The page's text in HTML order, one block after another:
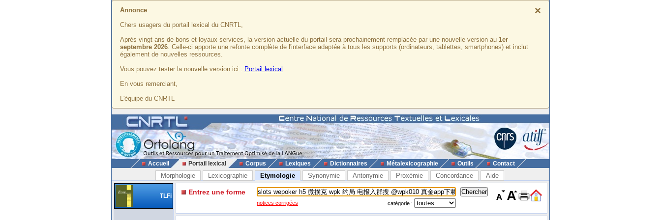
×
Annonce
Chers usagers du portail lexical du CNRTL,
Après vingt ans de bons et loyaux services, la version actuelle du portail sera prochainement remplacée par une nouvelle version au 1er
septembre 2026. Celle-ci apporte une refonte complète de l'interface adaptée à tous les supports (ordinateurs, tablettes, smartphones) et inclut
également de nouvelles ressources.
Vous pouvez tester la nouvelle version ici : Portail lexical
En vous remerciant,
L'équipe du CNRTL
Accueil Portail lexical Corpus Lexiques Dictionnaires Métalexicographie Outils Contact
Morphologie Lexicographie Etymologie Synonymie Antonymie Proxémie Concordance Aide
TLFi Entrez une forme
notices corrigées catégorie :